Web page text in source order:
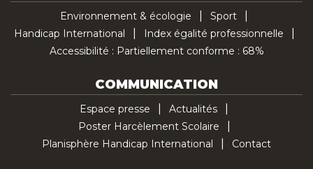
Environnement & écologie
Sport
Handicap International
Index égalité professionnelle
Accessibilité : Partiellement conforme : 68%
COMMUNICATION
Espace presse
Actualités
Poster Harcèlement Scolaire
Planisphère Handicap International
Contact